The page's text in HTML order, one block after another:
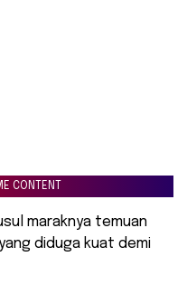
CONTENT
maraknya temuan
diduga kuat demi